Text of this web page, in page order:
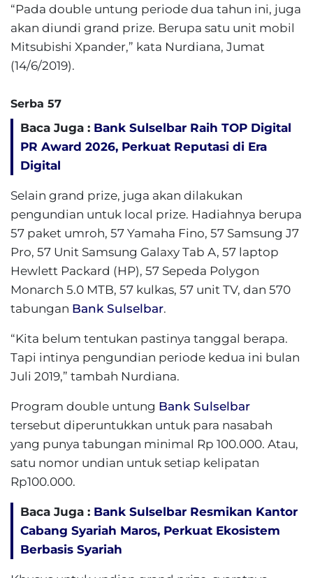
“Pada double untung periode dua tahun ini, juga
akan diundi grand prize. Berupa satu unit mobil
Mitsubishi Xpander,” kata Nurdiana, Jumat
(14/6/2019).
Serba 57
Baca Juga : Bank Sulselbar Raih TOP Digital
PR Award 2026, Perkuat Reputasi di Era
Digital
Selain grand prize, juga akan dilakukan
pengundian untuk local prize. Hadiahnya berupa
57 paket umroh, 57 Yamaha Fino, 57 Samsung J7
Pro, 57 Unit Samsung Galaxy Tab A, 57 laptop
Hewlett Packard (HP), 57 Sepeda Polygon
Monarch 5.0 MTB, 57 kulkas, 57 unit TV, dan 570
tabungan Bank Sulselbar.
“Kita belum tentukan pastinya tanggal berapa.
Tapi intinya pengundian periode kedua ini bulan
Juli 2019,” tambah Nurdiana.
Program double untung Bank Sulselbar
tersebut diperuntukkan untuk para nasabah
yang punya tabungan minimal Rp 100.000. Atau,
satu nomor undian untuk setiap kelipatan
Rp100.000.
Baca Juga : Bank Sulselbar Resmikan Kantor
Cabang Syariah Maros, Perkuat Ekosistem
Berbasis Syariah